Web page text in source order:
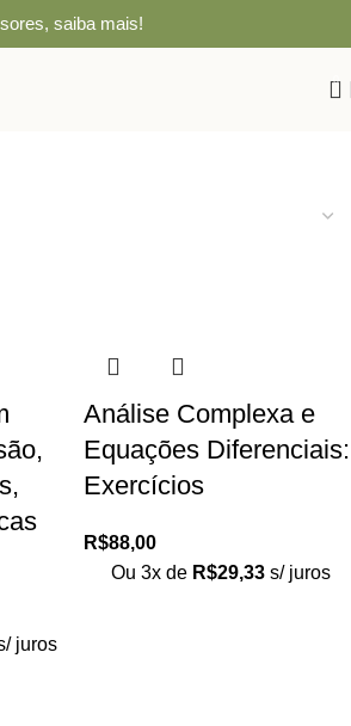
saiba mais!
0
juros
Análise Complexa e
Equações Diferenciais:
Exercícios
R$88,00
Ou 3x de R$29,33 s/ juros